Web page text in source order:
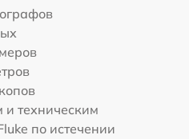
техническим
по истечении